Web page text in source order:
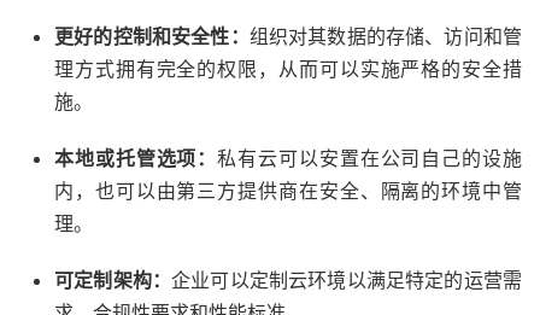
更好的控制和安全性： 组织对其数据的存储、访问和管
理方式拥有完全的权限，从而可以实施严格的安全措
施。
本地或托管选项：私有云可以安置在公司自己的设施
内，也可以由第三方提供商在安全、隔离的环境中管
理。
可定制架构：企业可以定制云环境以满足特定的运营需